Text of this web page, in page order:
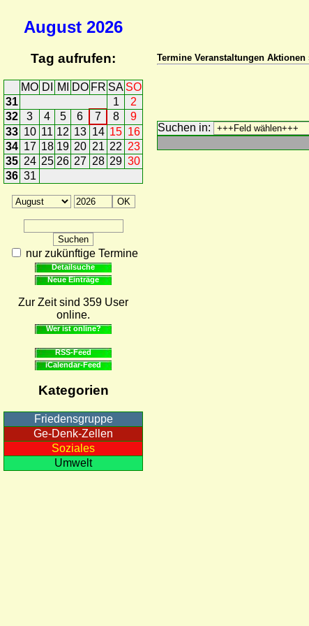
August 2026
Tag aufrufen:
MO DI MI DO FR SA SO
31
1
2
32
3 4 5 6 7 8
9
33 10 11 12 13 14 15 16
34 17 18 19 20 21 22 23
35 24 25 26 27 28 29 30
36 31
nur zukünftige Termine
Detailsuche
Neue Einträge
Zur Zeit sind 359 User
online.
Wer ist online?
RSS-Feed
iCalendar-Feed
Kategorien
Friedensgruppe
Ge-Denk-Zellen
Soziales
Umwelt
Termine Veranstaltungen Aktionen
Suchen in: